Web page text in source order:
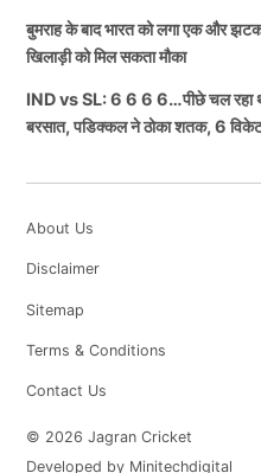
बुमराह के बाद भारत को लगा एक और
खिलाड़ी को मिल सकता मौका
IND vs SL: 6 6 6 6…पीछे चल रहा
बरसात, पडिक्कल ने ठोका शतक, 6
About Us
Disclaimer
Sitemap
Terms & Conditions
Contact Us
© 2026 Jagran Cricket
Developed by Minitechdigital